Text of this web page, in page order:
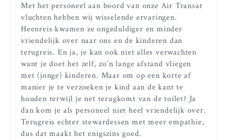
Met het personeel aan boord van onze Air Transat
vluchten hebben wij wisselende ervaringen.
Heenreis kwamen ze ongeduldiger en minder
vriendelijk over naar ons en de kinderen dan
terugreis. En ja, je kan ook niet alles verwachten
want je doet het zelf, zo’n lange afstand vliegen
met (jonge) kinderen. Maar om op een korte af
manier je te verzoeken je kind aan de kant te
houden terwijl je net terugkomt van de toilet? Ja
dan kom je als personeel niet heel vriendelijk over.
Terugreis echter stewardessen met meer empathie,
dus dat maakt het enigszins goed.